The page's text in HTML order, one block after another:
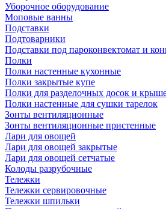
Уборочное оборудование
Моповые ванны
Подставки
Подтоварники
Подставки под пароконвектомат и
Полки
Полки настенные кухонные
Полки закрытые купе
Полки для разделочных досок и
Полки настенные для сушки тарелок
Зонты вентиляционные
Зонты вентиляционные пристенные
Лари для овощей
Лари для овощей закрытые
Лари для овощей сетчатые
Колоды разрубочные
Тележки
Тележки сервировочные
Тележки шпильки